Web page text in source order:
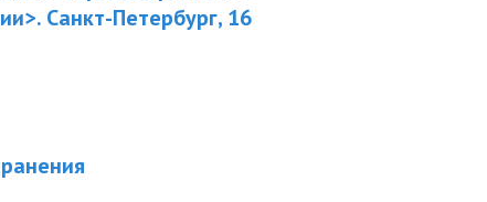
Санкт-Петербург, 16